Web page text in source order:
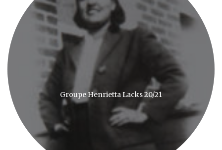
Groupe Henrietta Lacks 20/21